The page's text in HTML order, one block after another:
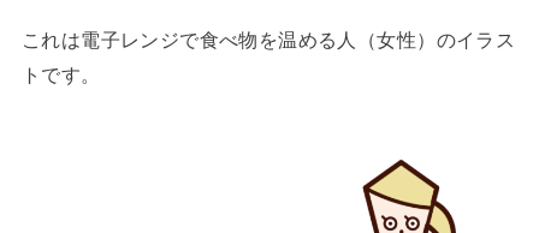
これは電子レンジで食べ物を温める人（女性）のイラス
トです。